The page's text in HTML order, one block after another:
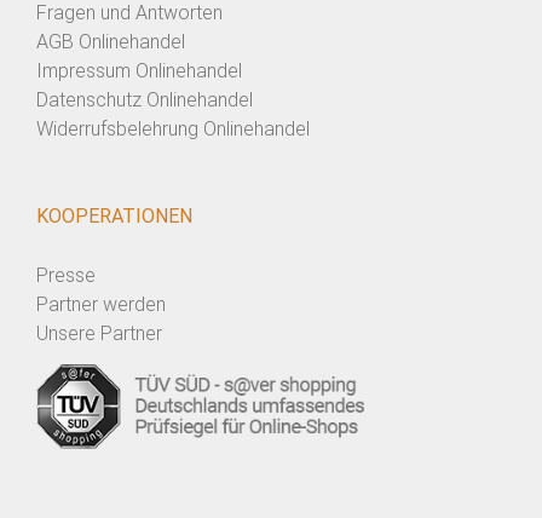
Fragen und Antworten
AGB Onlinehandel
Impressum Onlinehandel
Datenschutz Onlinehandel
Widerrufsbelehrung Onlinehandel
KOOPERATIONEN
Presse
Partner werden
Unsere Partner